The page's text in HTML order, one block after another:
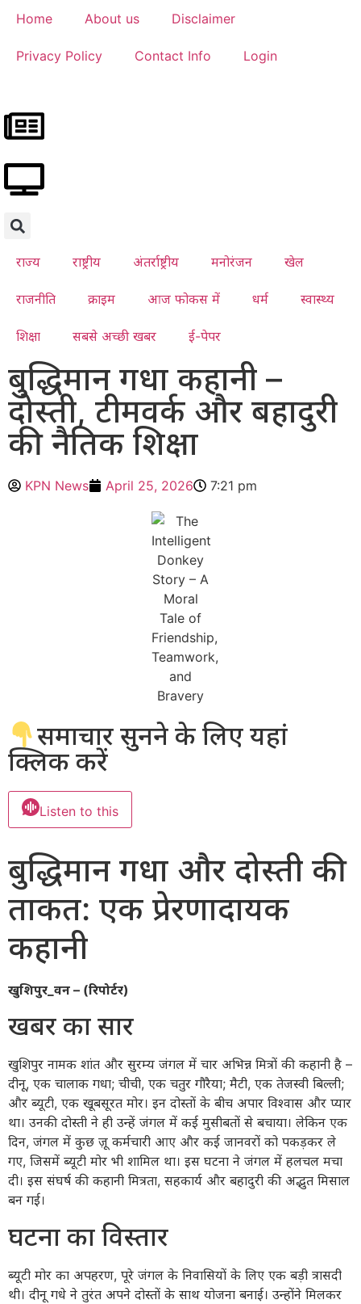
Home About us Disclaimer
Privacy Policy Contact Info Login
राज्य राष्ट्रीय अंतर्राष्ट्रीय मनोरंजन खेल
राजनीति क्राइम आज फोकस में धर्म स्वास्थ्य
शिक्षा सबसे अच्छी खबर ई-पेपर
बुद्धिमान गधा कहानी –
दोस्ती, टीमवर्क और बहादुरी
की नैतिक शिक्षा
KPN News April 25, 2026 7:21 pm
समाचार सुनने के लिए यहां
क्लिक करें
Listen to this
बुद्धिमान गधा और दोस्ती की
ताकत: एक प्रेरणादायक
कहानी
खुशिपुर_वन – (रिपोर्टर)
खबर का सार
खुशिपुर नामक शांत और सुरम्य जंगल में चार अभिन्न मित्रों की कहानी है –
दीनू, एक चालाक गधा; चीची, एक चतुर गौरैया; मैटी, एक तेजस्वी बिल्ली;
और ब्यूटी, एक खूबसूरत मोर। इन दोस्तों के बीच अपार विश्वास और प्यार
था। उनकी दोस्ती ने ही उन्हें जंगल में कई मुसीबतों से बचाया। लेकिन एक
दिन, जंगल में कुछ ज़ू कर्मचारी आए और कई जानवरों को पकड़कर ले
गए, जिसमें ब्यूटी मोर भी शामिल था। इस घटना ने जंगल में हलचल मचा
दी। इस संघर्ष की कहानी मित्रता, सहकार्य और बहादुरी की अद्भुत मिसाल
बन गई।
घटना का विस्तार
ब्यूटी मोर का अपहरण, पूरे जंगल के निवासियों के लिए एक बड़ी त्रासदी
थी। दीनू गधे ने तुरंत अपने दोस्तों के साथ योजना बनाई। उन्होंने मिलकर